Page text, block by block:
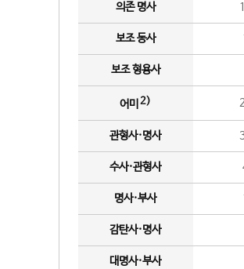
의존 명사
보조 동사
보조 형용사
어미 2)
관형사·명사
수사·관형사
명사·부사
감탄사·명사
대명사·부사